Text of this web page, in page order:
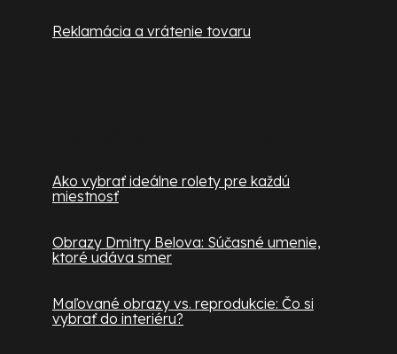
Reklamácia a vrátenie tovaru
Ako vybrať ideálne rolety pre každú
miestnosť
Obrazy Dmitry Belova: Súčasné umenie,
ktoré udáva smer
Maľované obrazy vs. reprodukcie: Čo si
vybrať do interiéru?